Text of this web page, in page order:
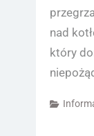
nad
który